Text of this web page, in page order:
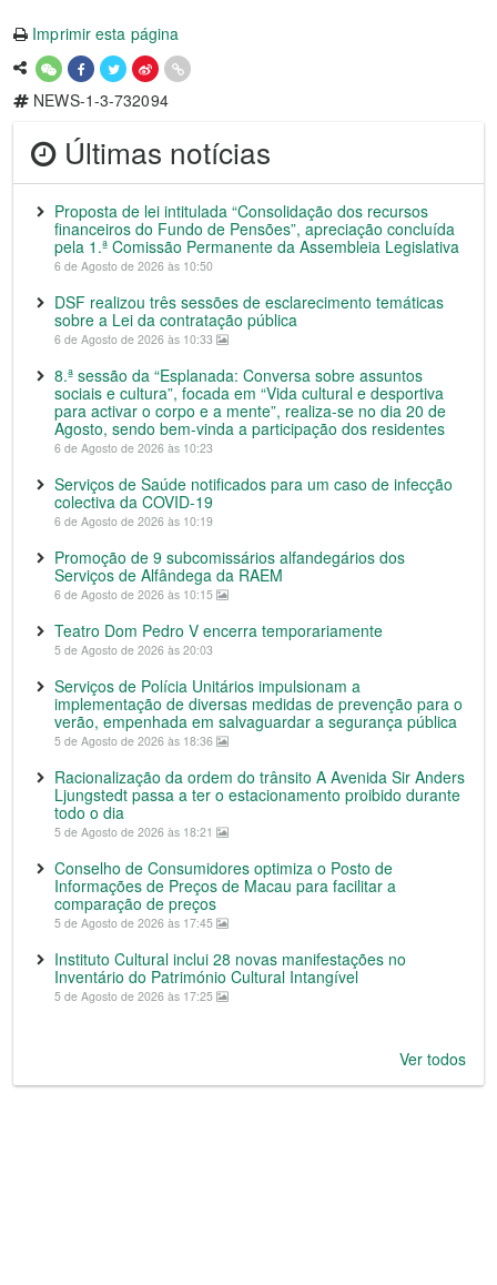
Imprimir esta página
NEWS-1-3-732094
Últimas notícias
Proposta de lei intitulada “Consolidação dos recursos
financeiros do Fundo de Pensões”, apreciação concluída
pela 1.ª Comissão Permanente da Assembleia Legislativa
6 de Agosto de 2026 às 10:50
DSF realizou três sessões de esclarecimento temáticas
sobre a Lei da contratação pública
6 de Agosto de 2026 às 10:33
8.ª sessão da “Esplanada: Conversa sobre assuntos
sociais e cultura”, focada em “Vida cultural e desportiva
para activar o corpo e a mente”, realiza-se no dia 20 de
Agosto, sendo bem-vinda a participação dos residentes
6 de Agosto de 2026 às 10:23
Serviços de Saúde notificados para um caso de infecção
colectiva da COVID-19
6 de Agosto de 2026 às 10:19
Promoção de 9 subcomissários alfandegários dos
Serviços de Alfândega da RAEM
6 de Agosto de 2026 às 10:15
Teatro Dom Pedro V encerra temporariamente
5 de Agosto de 2026 às 20:03
Serviços de Polícia Unitários impulsionam a
implementação de diversas medidas de prevenção para o
verão, empenhada em salvaguardar a segurança pública
5 de Agosto de 2026 às 18:36
Racionalização da ordem do trânsito A Avenida Sir Anders
Ljungstedt passa a ter o estacionamento proibido durante
todo o dia
5 de Agosto de 2026 às 18:21
Conselho de Consumidores optimiza o Posto de
Informações de Preços de Macau para facilitar a
comparação de preços
5 de Agosto de 2026 às 17:45
Instituto Cultural inclui 28 novas manifestações no
Inventário do Património Cultural Intangível
5 de Agosto de 2026 às 17:25
Ver todos